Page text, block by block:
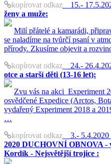
kopírovat odkaz 15.-
ženy a muže:
Milí přátelé a kamarádi,
se naladíme na tvůrčí psaní v
přírody. Zkusíme objevit a
kopírovat odkaz 24.-
otce a starší děti (13-16 let):
Zvu vás na akci Experiment
osvědčené Expedice (Arctos,
vydařený Experiment 2018 a
…
kopírovat odkaz 3.- 5.4.2020
2020 DUCHOVNÍ OBNOVA -
Kordík - Nejsvětější trojice :